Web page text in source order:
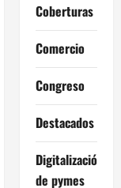
Coberturas
Comercio
Congreso
Destacados
Digitalización
de pymes